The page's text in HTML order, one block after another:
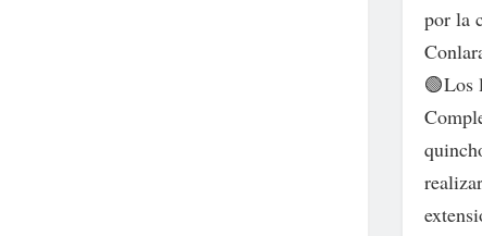
por la
🟢Los